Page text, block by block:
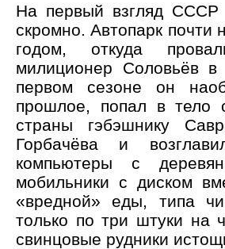
На первый взгляд СССР
скромно. Автопарк почти
годом, откуда
милиционер Соловьёв
первом сезоне он
прошлое, попал в тело
страны гэбэшнику
Горбачёва и
компьютеры с
мобильники с диском
«вредной» еды, типа
только по три штуки на
свинцовые рудники